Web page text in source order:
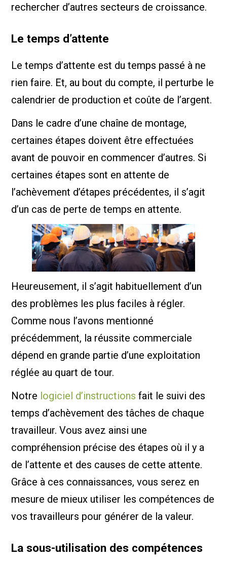
rechercher d’autres secteurs de croissance.
Le temps d’attente
Le temps d’attente est du temps passé à ne
rien faire. Et, au bout du compte, il perturbe le
calendrier de production et coûte de l’argent.
Dans le cadre d’une chaîne de montage,
certaines étapes doivent être effectuées
avant de pouvoir en commencer d’autres. Si
certaines étapes sont en attente de
l’achèvement d’étapes précédentes, il s’agit
d’un cas de perte de temps en attente.
Heureusement, il s’agit habituellement d’un
des problèmes les plus faciles à régler.
Comme nous l’avons mentionné
précédemment, la réussite commerciale
dépend en grande partie d’une exploitation
réglée au quart de tour.
Notre logiciel d’instructions fait le suivi des
temps d’achèvement des tâches de chaque
travailleur. Vous avez ainsi une
compréhension précise des étapes où il y a
de l’attente et des causes de cette attente.
Grâce à ces connaissances, vous serez en
mesure de mieux utiliser les compétences de
vos travailleurs pour générer de la valeur.
La sous-utilisation des compétences